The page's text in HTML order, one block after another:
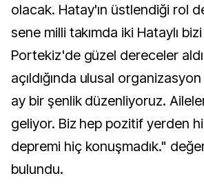
olacak. Hatay'ın üstlendiği rol
sene milli takımda iki Hataylı
Portekiz'de güzel dereceler
açıldığında ulusal
ay bir şenlik düzenliyoruz.
geliyor. Biz hep pozitif yerden
depremi hiç konuşmadık."
bulundu.